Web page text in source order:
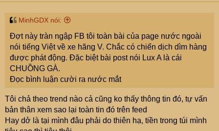
s
MinhGDX nói:
Đợt này tràn ngập FB tôi toàn bài của page nước ngoài
nói tiếng Việt về xe hãng V. Chắc có chiến dịch dìm hàng
được phát động. Đặc biệt bài post nói Lux A là cái
CHUỒNG GÀ.
Đọc bình luận cười ra nước mắt
Tôi chả theo trend nào cả cũng ko thấy thông tin đó, tự vấn
bản thân xem sao lại toàn tin đó trên feed
Hay dở là tại mình đâu phải do thiên hạ, tiền trong túi mình